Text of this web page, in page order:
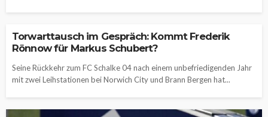
Torwarttausch im Gespräch: Kommt Frederik
Rönnow für Markus Schubert?
Seine Rückkehr zum FC Schalke 04 nach einem unbefriedigenden Jahr
mit zwei Leihstationen bei Norwich City und Brann Bergen hat...